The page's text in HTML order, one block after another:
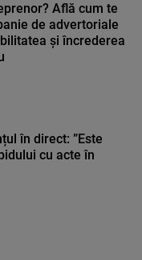
Află cum te
de advertoriale
și încrederea
în direct: ”Este
cu acte în